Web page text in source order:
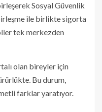
Sosyal Güvenlik
ile birlikte sigorta
tek merkezden
olan bireyler için
Bu durum,
farklar yaratıyor.